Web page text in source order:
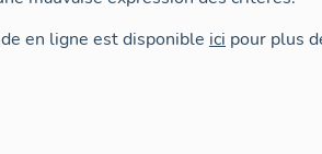
en ligne est disponible ici pour plus